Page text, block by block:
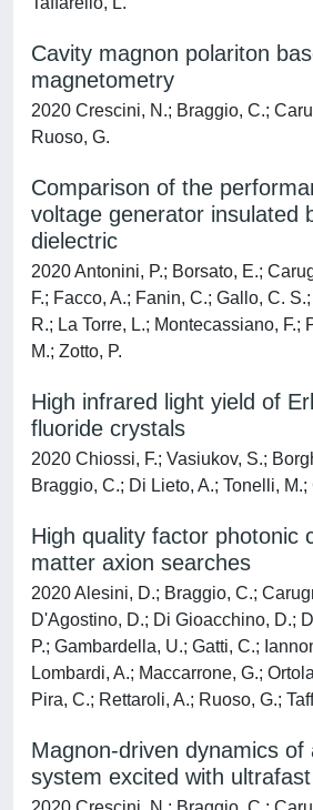
Cavity magnon polariton
magnetometry
2020 Crescini, N.; Braggio, C.;
Ruoso, G.
Comparison of the
voltage generator insulated
dielectric
2020 Antonini, P.; Borsato, E.;
F.; Facco, A.; Fanin, C.; Gallo, C.
R.; La Torre, L.; Montecassiano, F.;
M.; Zotto, P.
High infrared light yield of
fluoride crystals
2020 Chiossi, F.; Vasiukov, S.;
Braggio, C.; Di Lieto, A.; Tonelli, M.;
High quality factor photonic
matter axion searches
2020 Alesini, D.; Braggio, C.;
D'Agostino, D.; Di Gioacchino, D.;
P.; Gambardella, U.; Gatti, C.;
Lombardi, A.; Maccarrone, G.;
Pira, C.; Rettaroli, A.; Ruoso, G.;
Magnon-driven dynamics of
system excited with